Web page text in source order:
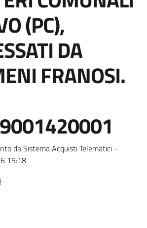
(PC),
DA
FRANOSI.
da Sistema Acquisti Telematici -
15:18